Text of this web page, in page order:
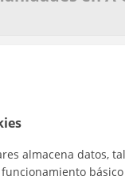
este año profesor de
académ...
almacena datos,